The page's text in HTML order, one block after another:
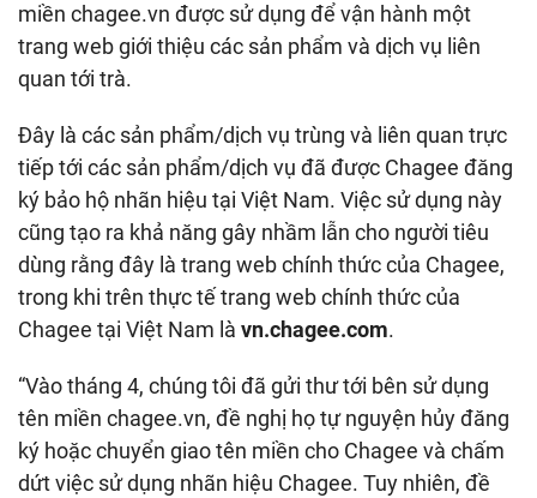
miền chagee.vn được sử dụng để vận hành một
trang web giới thiệu các sản phẩm và dịch vụ liên
quan tới trà.
Đây là các sản phẩm/dịch vụ trùng và liên quan trực
tiếp tới các sản phẩm/dịch vụ đã được Chagee đăng
ký bảo hộ nhãn hiệu tại Việt Nam. Việc sử dụng này
cũng tạo ra khả năng gây nhầm lẫn cho người tiêu
dùng rằng đây là trang web chính thức của Chagee,
trong khi trên thực tế trang web chính thức của
Chagee tại Việt Nam là vn.chagee.com.
“Vào tháng 4, chúng tôi đã gửi thư tới bên sử dụng
tên miền chagee.vn, đề nghị họ tự nguyện hủy đăng
ký hoặc chuyển giao tên miền cho Chagee và chấm
dứt việc sử dụng nhãn hiệu Chagee. Tuy nhiên, đề